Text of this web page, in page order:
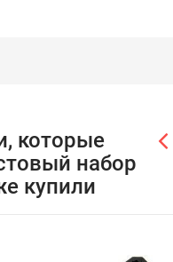
которые
набор
купили